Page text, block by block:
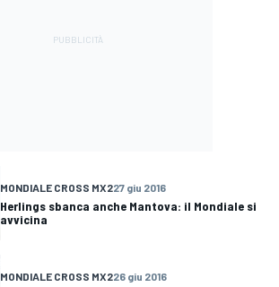
MONDIALE CROSS MX227 giu 2016
Herlings sbanca anche Mantova: il Mondiale si
avvicina
MONDIALE CROSS MX226 giu 2016